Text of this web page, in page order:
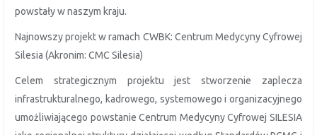
powstały w naszym kraju.
Najnowszy projekt w ramach CWBK: Centrum Medycyny Cyfrowej
Silesia (Akronim: CMC Silesia)
Celem strategicznym projektu jest stworzenie zaplecza
infrastrukturalnego, kadrowego, systemowego i organizacyjnego
umożliwiającego powstanie Centrum Medycyny Cyfrowej SILESIA